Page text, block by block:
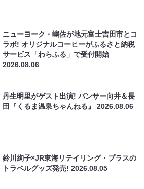
ニューヨーク・嶋佐が地元富士吉田市とコ
ラボ! オリジナルコーヒーがふるさと納税
サービス「わらふる」で受付開始
2026.08.06
丹生明里がゲスト出演! パンサー向井＆長
田『くるま温泉ちゃんねる』2026.08.06
鈴川絢子×JR東海リテイリング・プラスの
トラベルグッズ発売!2026.08.05